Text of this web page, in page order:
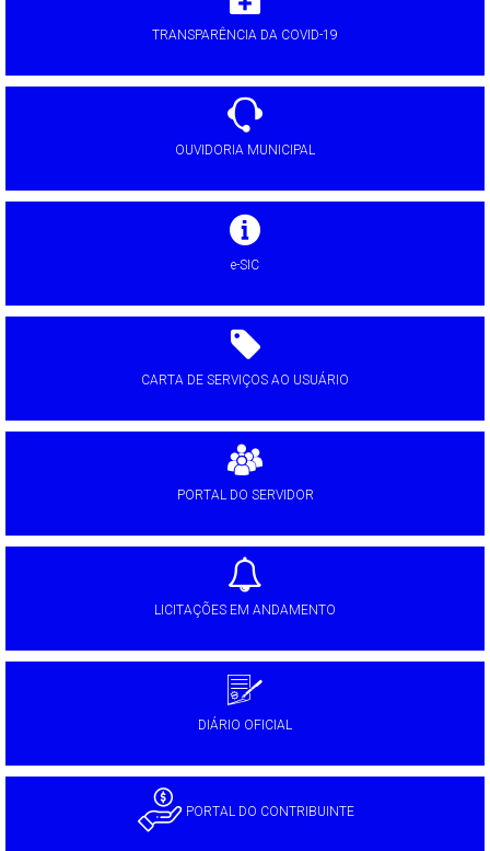
TRANSPARÊNCIA DA COVID-19
OUVIDORIA MUNICIPAL
e-SIC
CARTA DE SERVIÇOS AO USUÁRIO
PORTAL DO SERVIDOR
LICITAÇÕES EM ANDAMENTO
DIÁRIO OFICIAL
PORTAL DO CONTRIBUINTE